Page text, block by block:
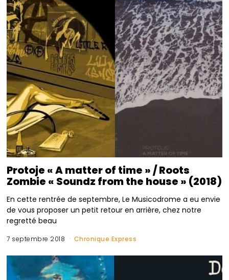
Protoje « A matter of time » / Roots
Zombie « Soundz from the house » (2018)
En cette rentrée de septembre, Le Musicodrome a eu envie
de vous proposer un petit retour en arrière, chez notre
regretté beau
7 septembre 2018 Chronique Express